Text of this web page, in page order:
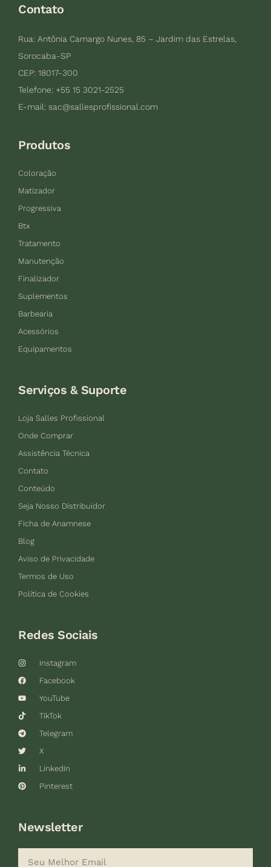
Contato
Rua: Antônia Camargo Nunes, 85 – Jardim das Estrelas,
Sorocaba-SP
CEP: 18017-300
Telefone: +55 15 3021-2525
E-mail: sac@sallesprofissional.com
Produtos
Coloração
Matizador
Progressiva
Btx
Tratamento
Manutenção
Finalizador
Suplementos
Barbearia
Acessórios
Equipamentos
Serviços & Suporte
Loja Salles Profissional
Onde Comprar
Assistência Técnica
Contato
Conteúdo
Seja Nosso Distribuidor
Ficha de Anamnese
Blog
Aviso de Privacidade
Termos de Uso
Política de Cookies
Redes Sociais
Instagram
Facebook
YouTube
TikTok
Telegram
X
LinkedIn
Pinterest
Newsletter